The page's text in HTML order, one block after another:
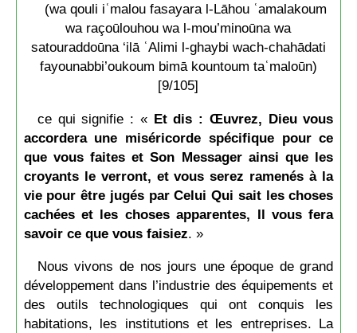
(wa qouli iʿmalou fasayara l-Lāhou ʿamalakoum
wa raçoūlouhou wa l-mou’minoūna wa
satouraddoūna ‘ilā ʿAlimi l-ghaybi wach-chahādati
fayounabbi’oukoum bimā kountoum taʿmaloūn)
[9/105]
ce qui signifie : « Et dis : Œuvrez, Dieu vous
accordera une miséricorde spécifique pour ce
que vous faites et Son Messager ainsi que les
croyants le verront, et vous serez ramenés à la
vie pour être jugés par Celui Qui sait les choses
cachées et les choses apparentes, Il vous fera
savoir ce que vous faisiez. »
Nous vivons de nos jours une époque de grand
développement dans l’industrie des équipements et
des outils technologiques qui ont conquis les
habitations, les institutions et les entreprises. La